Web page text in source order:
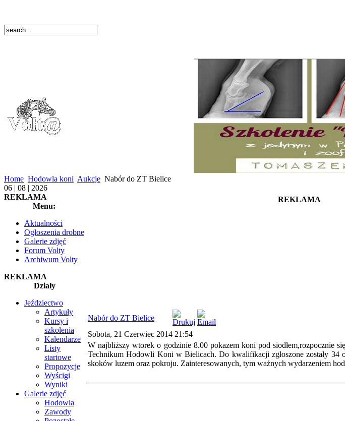
Home Hodowla koni Aukcje Nabór do ZT Bielice
06 | 08 | 2026
REKLAMA
Menu:
Aktualności
Ogłoszenia drobne
Galerie zdjęć
Forum Volty
Archiwum Volty
REKLAMA
Działy
Jeździectwo
Artykuły
Kursy i
szkolenia
Kalendarze
Listy
startowe
Propozycje
Wyścigi
Wyniki
Galerie zdjęć
Hodowla
Zawody
REKLAMA
Nabór do ZT Bielice
Sobota, 21 Czerwiec 2014 21:54
W najbliższy wtorek o godzinie 8.00 pokazem koni pod siodłem,rozpocznie
Technikum Hodowli Koni w Bielicach. Do kwalifikacji zgłoszone zostały
skoków luzem oraz pokroju. Zainteresowanych, tym ważnych wydarzeniem